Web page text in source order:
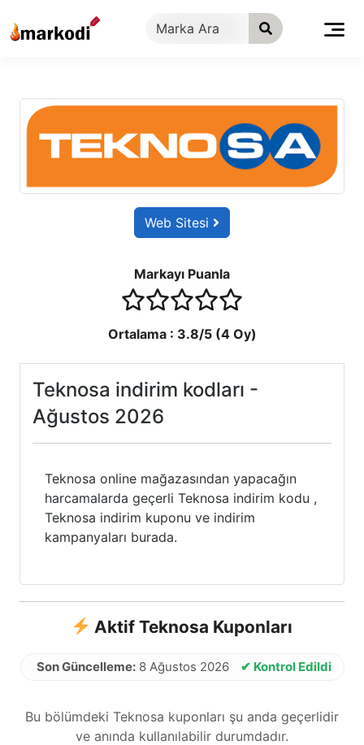
geç
Web Sitesi
Markayı Puanla
4 stars
3 stars
2 stars
1 stars
Ortalama : 3.8/5 (4Oy)
Teknosa indirim kodları -
Ağustos 2026
Teknosa online mağazasından yapacağın
harcamalarda geçerli Teknosa indirim kodu ,
Teknosa indirim kuponu ve indirim
kampanyaları burada.
Aktif Teknosa Kuponları
Son Güncelleme:8 Ağustos 2026 ✔ Kontrol Edildi
Bu bölümdeki Teknosa kuponları şu anda geçerlidir
ve anında kullanılabilir durumdadır.